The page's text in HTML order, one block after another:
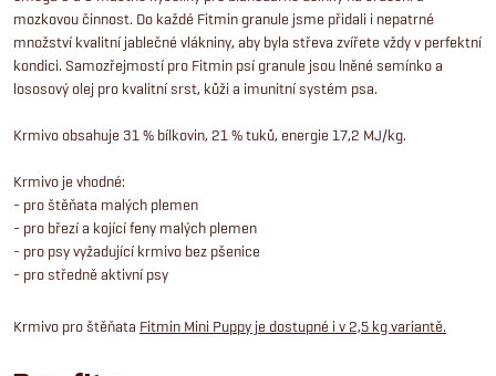
mozkovou činnost. Do každé Fitmin granule jsme přidali i nepatrné
množství kvalitní jablečné vlákniny, aby byla střeva zvířete vždy v perfektní
kondici. Samozřejmostí pro Fitmin psí granule jsou lněné semínko a
lososový olej pro kvalitní srst, kůži a imunitní systém psa.
Krmivo obsahuje 31 % bílkovin, 21 % tuků, energie 17,2 MJ/kg.
Krmivo je vhodné:
- pro štěňata malých plemen
- pro březí a kojící feny malých plemen
- pro psy vyžadující krmivo bez pšenice
- pro středně aktivní psy
Krmivo pro štěňata Fitmin Mini Puppy je dostupné i v 2,5 kg variantě.